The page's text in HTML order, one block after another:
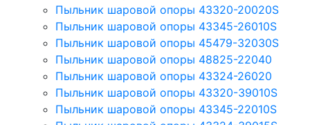
Пыльник шаровой опоры 43320-20020S
Пыльник шаровой опоры 43345-26010S
Пыльник шаровой опоры 45479-32030S
Пыльник шаровой опоры 48825-22040
Пыльник шаровой опоры 43324-26020
Пыльник шаровой опоры 43320-39010S
Пыльник шаровой опоры 43345-22010S